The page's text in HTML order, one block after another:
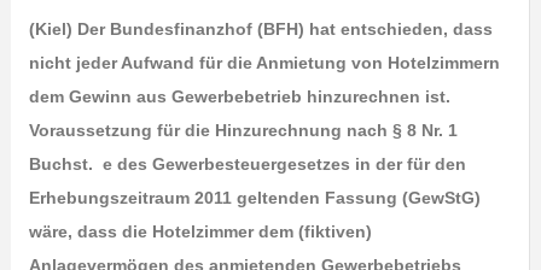
(Kiel) Der Bundesfinanzhof (BFH) hat entschieden, dass
nicht jeder Aufwand für die Anmietung von Hotelzimmern
dem Gewinn aus Gewerbebetrieb hinzurechnen ist.
Voraussetzung für die Hinzurechnung nach § 8 Nr. 1
Buchst. e des Gewerbesteuergesetzes in der für den
Erhebungszeitraum 2011 geltenden Fassung (GewStG)
wäre, dass die Hotelzimmer dem (fiktiven)
Anlagevermögen des anmietenden Gewerbebetriebs